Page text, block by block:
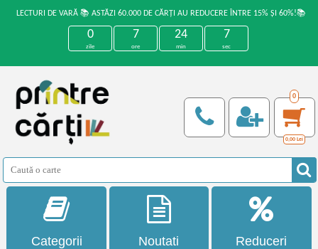
LECTURI DE VARĂ 📚 ASTĂZI 60.000 DE CĂRȚI AU REDUCERE ÎNTRE 15% ȘI 60%!📚
0
zile
7
ore
24
min
7
sec
0
0,00 Lei
Categorii Noutati Reduceri